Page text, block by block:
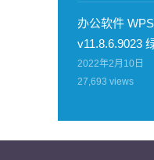
办公软件
v11.8.6.9023
2022年2月10日
27,693 views